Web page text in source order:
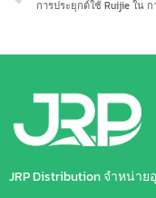
JRP Distribution จำหน่า